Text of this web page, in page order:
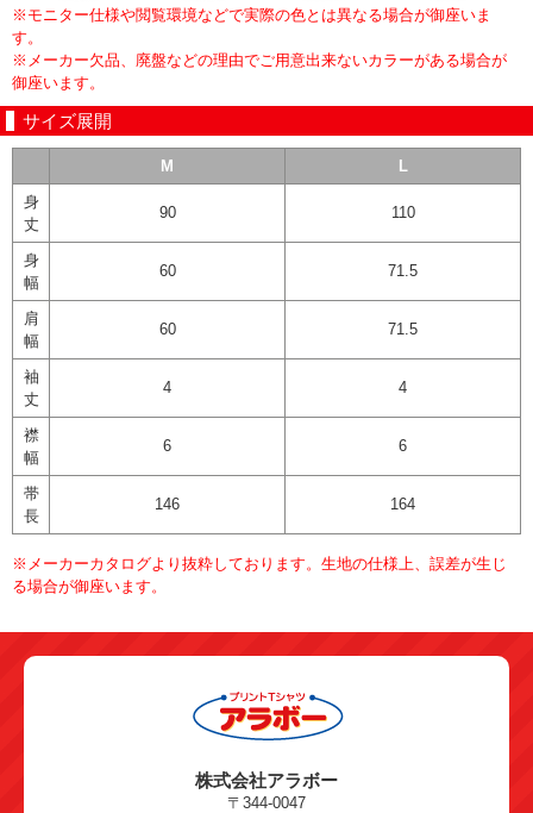
※モニター仕様や閲覧環境などで実際の色とは異なる場合が御座いま
す。
※メーカー欠品、廃盤などの理由でご用意出来ないカラーがある場合が
御座います。
サイズ展開
M
L
身
丈
90 110
身
幅
60 71.5
肩
幅
60 71.5
袖
丈
4 4
襟
幅
6 6
帯
長
146 164
※メーカーカタログより抜粋しております。生地の仕様上、誤差が生じ
る場合が御座います。
株式会社アラボー
〒344-0047